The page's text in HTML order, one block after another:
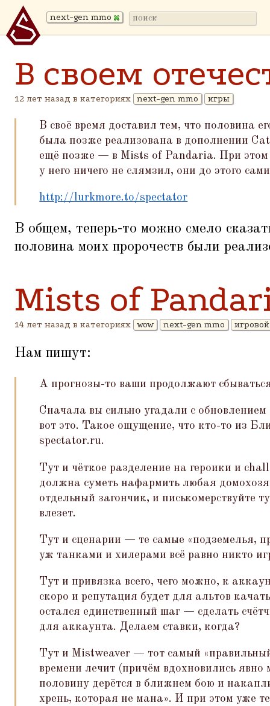
next-gen mmo
В своем
12 лет назад в категориях next-gen mmo игры
В своё время доставил тем, что половина
была позже реализована в дополнении
ещё позже — в Mists of Pandaria. При этом
у него ничего не слямзил, они до этого
http://lurkmore.to/spectator
В общем, теперь-то можно смело
половина моих пророчеств были
Mists of
14 лет назад в категориях wow next-gen mmo
Нам пишут:
А прогнозы-то ваши продолжают
Сначала вы сильно угадали с обновлением
вот это. Такое ощущение, что кто-то из
spectator.ru.
Тут и чёткое разделение на героики и
должна суметь нафармить любая
отдельный загончик, и писькомерствуйте
влезет.
Тут и сценарии — те самые «подземелья,
уж танками и хилерами всё равно никто
Тут и привязка всего, чего можно, к
скоро и репутация будет для альтов
остался единственный шаг — сделать
для аккаунта. Делаем ставки, когда?
Тут и Mistweaver — тот самый «
времени лечит (причём вдохновились
половину дерётся в ближнем бою и
хрень, которая не мана». И при этом уже